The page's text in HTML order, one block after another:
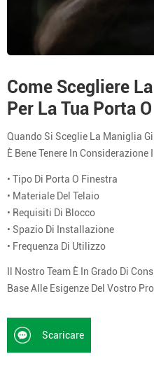
Come Scegliere
Per La Tua Porta
Quando Si Sceglie La Maniglia
È Bene Tenere In
• Tipo Di Porta O Finestra
• Materiale Del Telaio
• Requisiti Di Blocco
• Spazio Di Installazione
• Frequenza Di Utilizzo
Il Nostro Team È In Grado Di
Base Alle Esigenze Del Vostro
Scaricare